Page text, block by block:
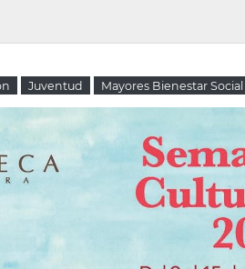
Juventud Mayores Bienestar Social